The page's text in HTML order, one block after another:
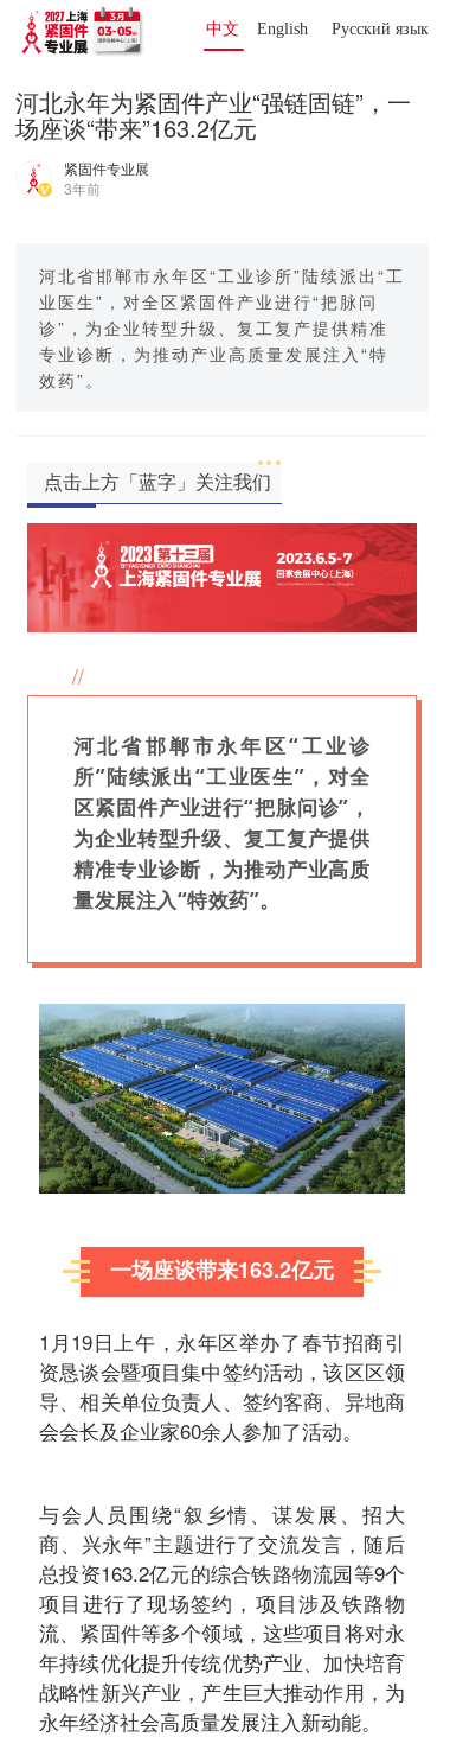
中文 English Русский язык
河北永年为紧固件产业“强链固链”，一
场座谈“带来”163.2亿元
紧固件专业展
3年前
河北省邯郸市永年区“工业诊所”陆续派出“工
业医生”，对全区紧固件产业进行“把脉问
诊”，为企业转型升级、复工复产提供精准
专业诊断，为推动产业高质量发展注入“特
效药”。
点击上方「蓝字」关注我们
//
河北省邯郸市永年区“工业诊
所”陆续派出“工业医生”，对全
区紧固件产业进行“把脉问诊”，
为企业转型升级、复工复产提供
精准专业诊断，为推动产业高质
量发展注入“特效药”。
一场座谈带来163.2亿元
1月19日上午，永年区举办了春节招商引
资恳谈会暨项目集中签约活动，该区区领
导、相关单位负责人、签约客商、异地商
会会长及企业家60余人参加了活动。
与会人员围绕“叙乡情、谋发展、招大
商、兴永年”主题进行了交流发言，随后
总投资163.2亿元的综合铁路物流园等9个
项目进行了现场签约，项目涉及铁路物
流、紧固件等多个领域，这些项目将对永
年持续优化提升传统优势产业、加快培育
战略性新兴产业，产生巨大推动作用，为
永年经济社会高质量发展注入新动能。